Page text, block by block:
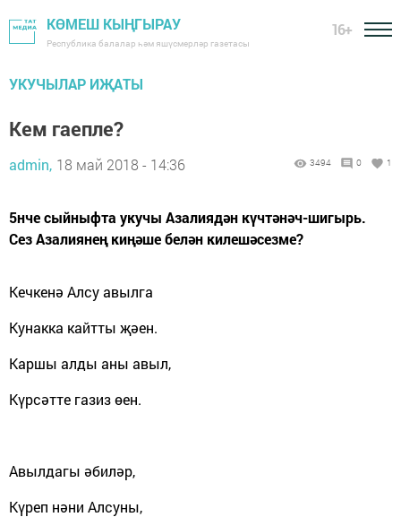
КӨМЕШ КЫҢГЫРАУ
Республика балалар һәм яшүсмерләр газетасы
16+
УКУЧЫЛАР ИҖАТЫ
Кем гаепле?
admin, 18 май 2018 - 14:36 3494 0 1
5нче сыйныфта укучы Азалиядән күчтәнәч-шигырь.
Сез Азалиянең киңәше белән килешәсезме?
Кечкенә Алсу авылга
Кунакка кайтты җәен.
Каршы алды аны авыл,
Күрсәтте газиз өен.
Авылдагы әбиләр,
Күреп нәни Алсуны,